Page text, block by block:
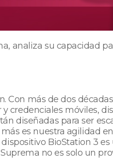
analiza su capacidad
más de dos
credenciales móviles,
diseñadas para ser
es nuestra agilidad
BioStation 3
no es solo un